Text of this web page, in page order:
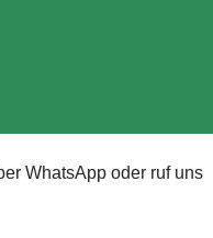
WhatsApp oder ruf uns